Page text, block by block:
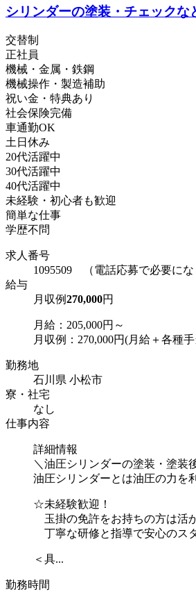
シリンダーの塗装・チェックな
交替制
正社員
機械・金属・鉄鋼
機械操作・製造補助
祝い金・特典あり
社会保険完備
車通勤OK
土日休み
20代活躍中
30代活躍中
40代活躍中
未経験・初心者も歓迎
簡単な仕事
学歴不問
求人番号
1095509 （電話応募で必要にな
給与
月収例270,000円
月給：205,000円～
月収例：270,000円(月給＋各種
勤務地
石川県 小松市
寮・社宅
なし
仕事内容
詳細情報
＼油圧シリンダーの塗装・塗装
油圧シリンダーとは油圧の力を
☆未経験歓迎！
玉掛の免許をお持ちの方は活
丁寧な研修と指導で安心のス
＜具...
勤務時間